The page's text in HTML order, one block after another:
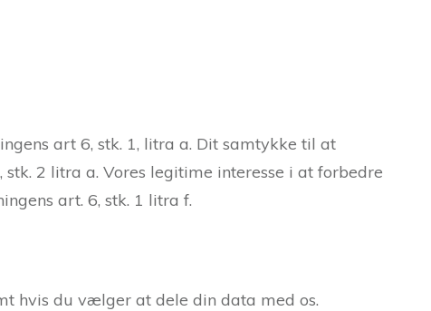
art 6, stk. 1, litra a. Dit samtykke til at
2 litra a. Vores legitime interesse i at forbedre
art. 6, stk. 1 litra f.
hvis du vælger at dele din data med os.